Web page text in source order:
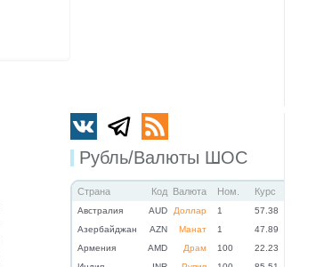
Рубль/Валюты ШОС
Страна Код Валюта Ном. Курс
Австралия AUD Доллар 1
57.38
Азербайджан
AZN Манат 1
47.89
Армения
AMD Драм 100
22.23